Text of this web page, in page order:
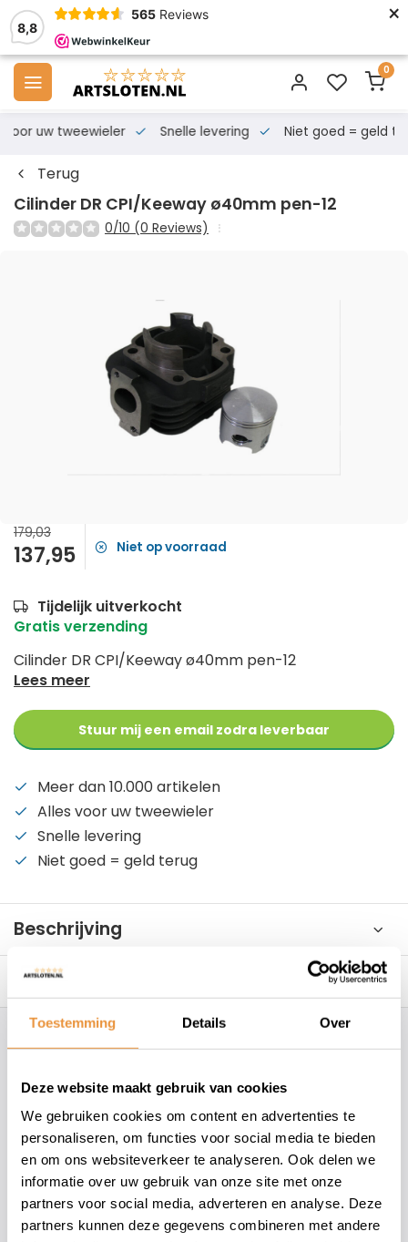
Toestemming Details Over
Deze website maakt gebruik van cookies
We gebruiken cookies om content en advertenties te
personaliseren, om functies voor social media te bieden
en om ons websiteverkeer te analyseren. Ook delen we
informatie over uw gebruik van onze site met onze
partners voor social media, adverteren en analyse. Deze
partners kunnen deze gegevens combineren met andere
8,8
565 Reviews ×
0
voor uw tweewieler Snelle levering Niet goed = geld
Terug
Cilinder DR CPI/Keeway ø40mm pen-12
0/10 (0 Reviews)
179,03
137,95 Niet op voorraad
Tijdelijk uitverkocht
Gratis verzending
Cilinder DR CPI/Keeway ø40mm pen-12
Lees meer
Stuur mij een email zodra leverbaar
Meer dan 10.000 artikelen
Alles voor uw tweewieler
Snelle levering
Niet goed = geld terug
Beschrijving
Reviews
Hoe kunnen wij je helpen?
+31 78 780 2330
info@artsloten.nl
157 klanten geven een 4.7/5 op